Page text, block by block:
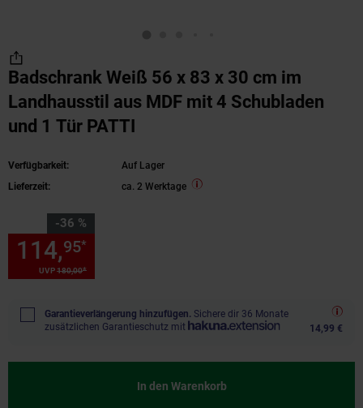
Badschrank Weiß 56 x 83 x 30 cm im
Landhausstil aus MDF mit 4 Schubladen
und 1 Tür PATTI
Verfügbarkeit:
Auf Lager
Lieferzeit:
ca. 2 Werktage
-36 %
Sie Sparen 36 Prozent,
UVP180,00*
114,95*
Garantieverlängerung hinzufügen. Sichere dir 36 Monate
zusätzlichen Garantieschutz mit
14,99 €
In den Warenkorb